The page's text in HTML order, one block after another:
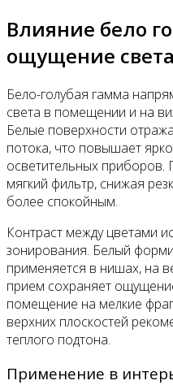
Влияние бело
ощущение
Бело-голубая гамма
света в помещении и на
Белые поверхности
потока, что повышает
осветительных приборов.
мягкий фильтр, снижая
более спокойным.
Контраст между цветами
зонирования. Белый
применяется в нишах, на
прием сохраняет
помещение на мелкие
верхних плоскостей
теплого подтона.
Применение в